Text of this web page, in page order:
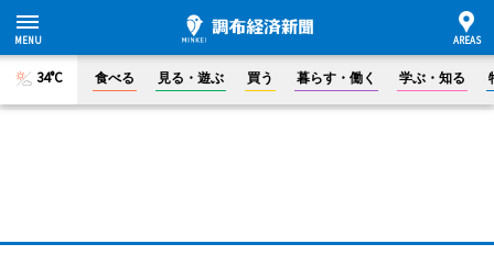
34°C 食べる 見る・遊ぶ 買う 暮らす・働く 学ぶ・知る